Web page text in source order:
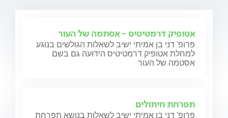
אטופיק דרמטיטיס - אסתמה של העור
פרופ' דני בן אמיתי ישיב לשאלות הגולשים בנוגע
למחלת אטופיק דרמטיטיס הידועה גם בשם
אסטמה של העור
תפרחת חיתולים
פרופ' דני בן אמיתי ישיב לשאלות בנושא תפרחת